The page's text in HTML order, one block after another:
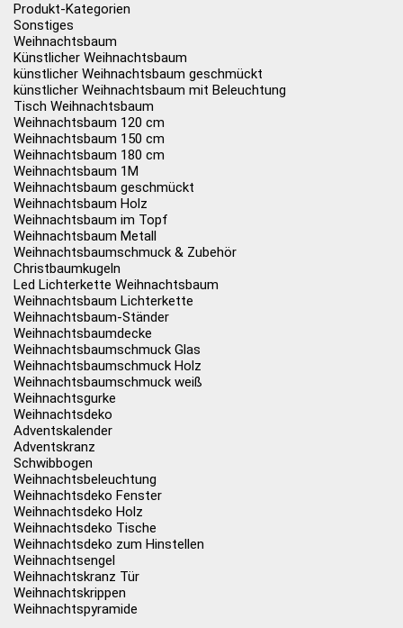
Produkt-Kategorien
Sonstiges
Weihnachtsbaum
Künstlicher Weihnachtsbaum
künstlicher Weihnachtsbaum geschmückt
künstlicher Weihnachtsbaum mit Beleuchtung
Tisch Weihnachtsbaum
Weihnachtsbaum 120 cm
Weihnachtsbaum 150 cm
Weihnachtsbaum 180 cm
Weihnachtsbaum 1M
Weihnachtsbaum geschmückt
Weihnachtsbaum Holz
Weihnachtsbaum im Topf
Weihnachtsbaum Metall
Weihnachtsbaumschmuck & Zubehör
Christbaumkugeln
Led Lichterkette Weihnachtsbaum
Weihnachtsbaum Lichterkette
Weihnachtsbaum-Ständer
Weihnachtsbaumdecke
Weihnachtsbaumschmuck Glas
Weihnachtsbaumschmuck Holz
Weihnachtsbaumschmuck weiß
Weihnachtsgurke
Weihnachtsdeko
Adventskalender
Adventskranz
Schwibbogen
Weihnachtsbeleuchtung
Weihnachtsdeko Fenster
Weihnachtsdeko Holz
Weihnachtsdeko Tische
Weihnachtsdeko zum Hinstellen
Weihnachtsengel
Weihnachtskranz Tür
Weihnachtskrippen
Weihnachtspyramide